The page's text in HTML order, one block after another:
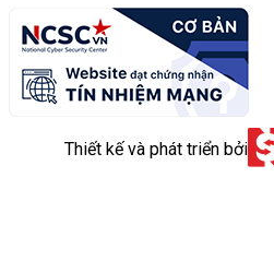
Thiết kế và phát triển bởi